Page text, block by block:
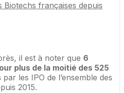
françaises depuis
il est à noter que 6
plus de la moitié des 525
par les IPO de l’ensemble des
2015.